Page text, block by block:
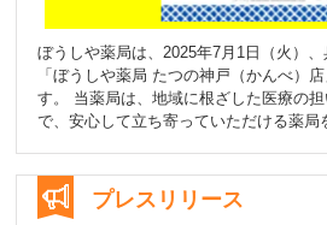
コンテンツをご用意しております。 ■ 今後の展開 フェスタでの
も稼働を予定しています。 地域の皆さ
健康を確認できる環境を整え、「薬局で
り身近なものにしていきます。 ぼうしや
域の皆さまの健康寿命延伸に向け、身
組みを進めてまいります。
ぼうしや薬局は、2025年7月1日（火）
「ぼうしや薬局 たつの神戸（かんべ）
す。 当薬局は、地域に根ざした医療の
で、安心して立ち寄っていただける薬局
でまいります。 本店舗は「たつの南眼
野駅から徒歩で約5分、国道2号線からも
プレスリリース